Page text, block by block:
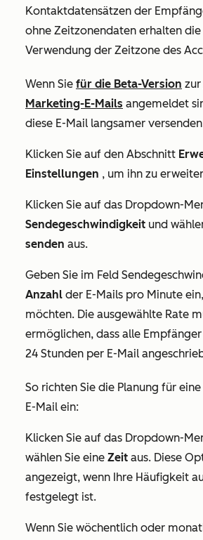
Kontaktdatensätzen der
ohne Zeitzonendaten erhalten
Verwendung der Zeitzone des
Wenn Sie für die Beta-Version zur
Marketing-E-Mails angemeldet
diese E-Mail langsamer
Klicken Sie auf den Abschnitt
Einstellungen , um ihn zu
Klicken Sie auf das Dropdown-
Sendegeschwindigkeit und
senden aus.
Geben Sie im Feld
Anzahl der E-Mails pro Minute
möchten. Die ausgewählte Rate
ermöglichen, dass alle
24 Stunden per E-Mail
So richten Sie die Planung für
E-Mail ein:
Klicken Sie auf das Dropdown-
wählen Sie eine Zeit aus. Diese
angezeigt, wenn Ihre Häufigkeit
festgelegt ist.
Wenn Sie wöchentlich oder